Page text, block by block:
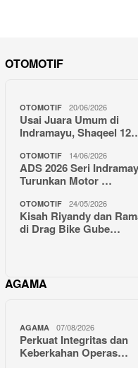
OTOMOTIF
OTOMOTIF 20/06/2026
Usai Juara Umum di
Indramayu, Shaqeel
OTOMOTIF 14/06/2026
ADS 2026 Seri
Turunkan Motor …
OTOMOTIF 24/05/2026
Kisah Riyandy dan
di Drag Bike Gube…
AGAMA
AGAMA 07/08/2026
Perkuat Integritas dan
Keberkahan Operas…